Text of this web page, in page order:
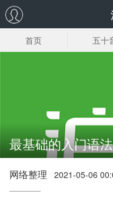
首页 五十
零基础学习指南
最基础的入门语
网络整理 2021-05-06